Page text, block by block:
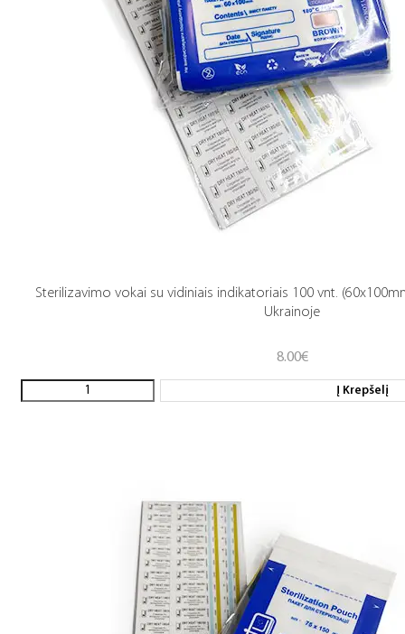
Sterilizavimo vokai su vidiniais indikatoriais 100 vnt.
Ukrainoje
8.00€
Į Krepšelį